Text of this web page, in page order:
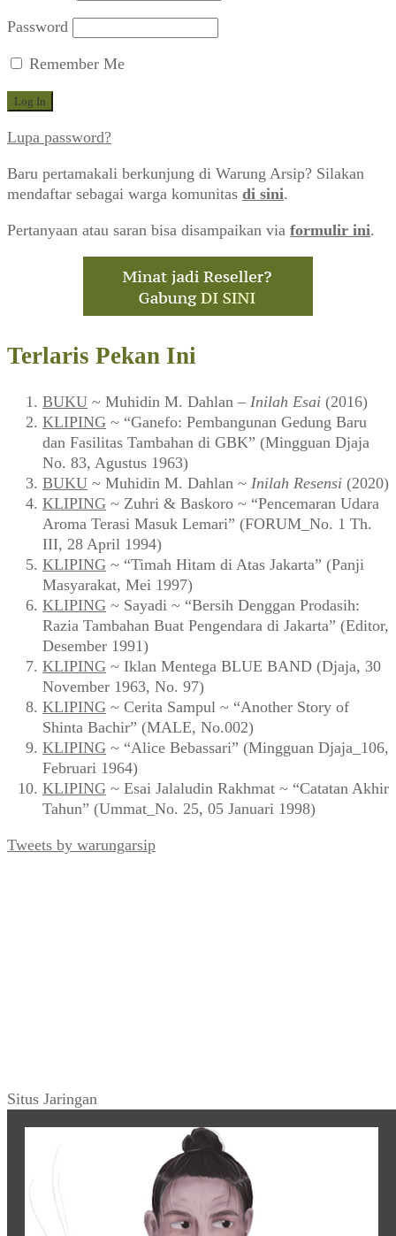
Password
Remember Me
Lupa password?
Baru pertamakali berkunjung di Warung Arsip? Silakan
mendaftar sebagai warga komunitas di sini.
Pertanyaan atau saran bisa disampaikan via formulir ini.
Terlaris Pekan Ini
BUKU ~ Muhidin M. Dahlan – Inilah Esai (2016)
KLIPING ~ “Ganefo: Pembangunan Gedung Baru
dan Fasilitas Tambahan di GBK” (Mingguan Djaja
No. 83, Agustus 1963)
BUKU ~ Muhidin M. Dahlan ~ Inilah Resensi (2020)
KLIPING ~ Zuhri & Baskoro ~ “Pencemaran Udara
Aroma Terasi Masuk Lemari” (FORUM_No. 1 Th.
III, 28 April 1994)
KLIPING ~ “Timah Hitam di Atas Jakarta” (Panji
Masyarakat, Mei 1997)
KLIPING ~ Sayadi ~ “Bersih Denggan Prodasih:
Razia Tambahan Buat Pengendara di Jakarta” (Editor,
Desember 1991)
KLIPING ~ Iklan Mentega BLUE BAND (Djaja, 30
November 1963, No. 97)
KLIPING ~ Cerita Sampul ~ “Another Story of
Shinta Bachir” (MALE, No.002)
KLIPING ~ “Alice Bebassari” (Mingguan Djaja_106,
Februari 1964)
KLIPING ~ Esai Jalaludin Rakhmat ~ “Catatan Akhir
Tahun” (Ummat_No. 25, 05 Januari 1998)
Tweets by warungarsip
Situs Jaringan